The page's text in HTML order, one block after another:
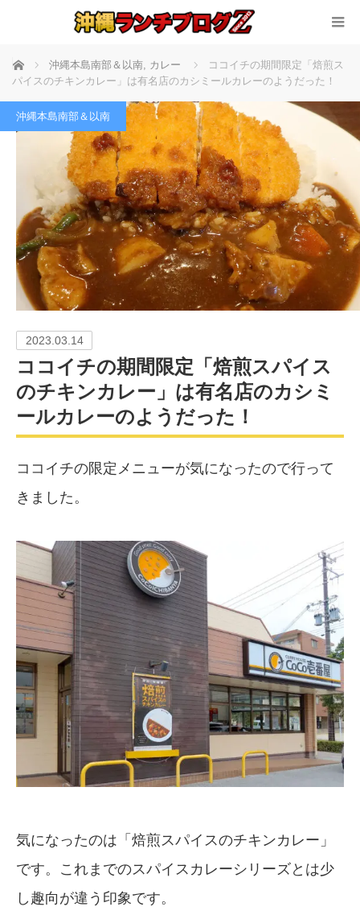
ホーム 沖縄本島南部＆以南, カレー
ココイチの期間限定「焙煎ス
パイスのチキンカレー」は有名店のカシミールカレーのようだった！
沖縄本島南部＆以南
2023.03.14
ココイチの期間限定「焙煎スパイス
のチキンカレー」は有名店のカシミ
ールカレーのようだった！
ココイチの限定メニューが気になったので行って
きました。
気になったのは「焙煎スパイスのチキンカレー」
です。これまでのスパイスカレーシリーズとは少
し趣向が違う印象です。